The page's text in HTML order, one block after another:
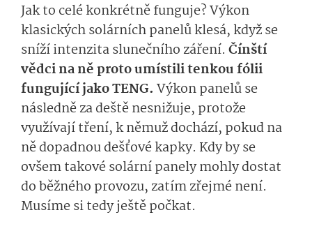
Jak to celé konkrétně funguje? Výkon
klasických solárních panelů klesá, když se
sníží intenzita slunečního záření. Čínští
vědci na ně proto umístili tenkou fólii
fungující jako TENG. Výkon panelů se
následně za deště nesnižuje, protože
využívají tření, k němuž dochází, pokud na
ně dopadnou dešťové kapky. Kdy by se
ovšem takové solární panely mohly dostat
do běžného provozu, zatím zřejmé není.
Musíme si tedy ještě počkat.